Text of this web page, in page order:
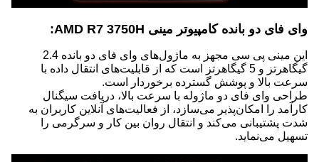
وای فای دو بانده کامپیوتر مینی AMD R7 3750H:
این مینی پی سی مجهز به ماژول‌های وای فای دو بانده 2.4
گیگاهرتز و 5 گیگاهرتز است که از قابلیت‌های انتقال داده با
سرعت بالا و پوشش گسترده برخوردار است.
طراحی وای فای دو ماژوله با سرعت بالا، دریافت سیگنال
کارآمد را امکان‌پذیر می‌سازد، از فعالیت‌های آنلاین کاربران به
شدت پشتیبانی می‌کند و انتقال روان بین کار و سرگرمی را
تسهیل می‌نماید.